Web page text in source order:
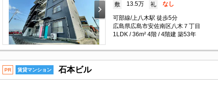
敷 13.5万 礼 なし
可部線/上八木駅 徒歩5分
広島県広島市安佐南区八木７丁目
1LDK / 36m² 4階 / 4階建 築53年
PR 賃貸マンション 石本ビル